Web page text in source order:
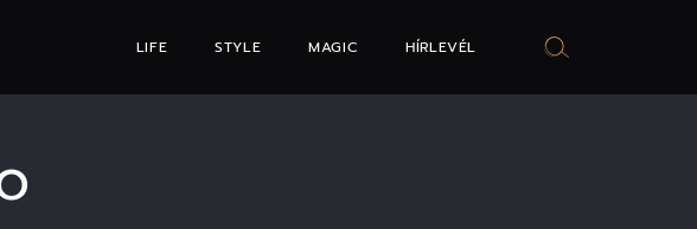
LIFE STYLE MAGIC HÍRLEVÉL